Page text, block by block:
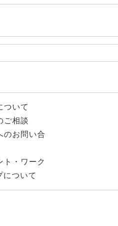
ついて
ご相談
のお問い合
ト・ワーク
について